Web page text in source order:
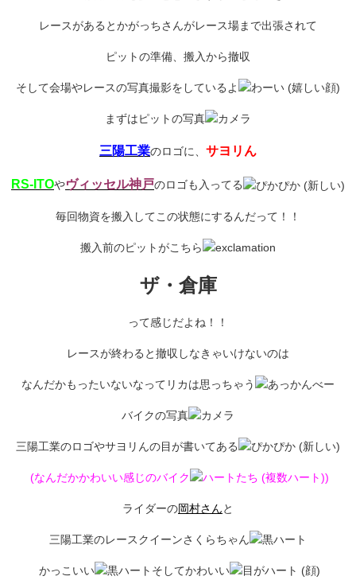
レースがあるとかがっちさんがレース場まで出張されて
ピットの準備、搬入から撤収
そして会場やレースの写真撮影をしているよ
まずはピットの写真
三陽工業のロゴに、 サヨリん
RS-ITOやヴィッセル神戸のロゴも入ってる
毎回物資を搬入してこの状態にするんだって！！
搬入前のピットがこちら
ザ・倉庫
って感じだよね！！
レースが終わると撤収しなきゃいけないのは
なんだかもったいないなってリカは思っちゃう
バイクの写真
三陽工業のロゴやサヨリんの目が書いてある
(なんだかかわいい感じのバイク )
ライダーの岡村さんと
三陽工業のレースクイーンさくらちゃん
かっこいい そしてかわいい